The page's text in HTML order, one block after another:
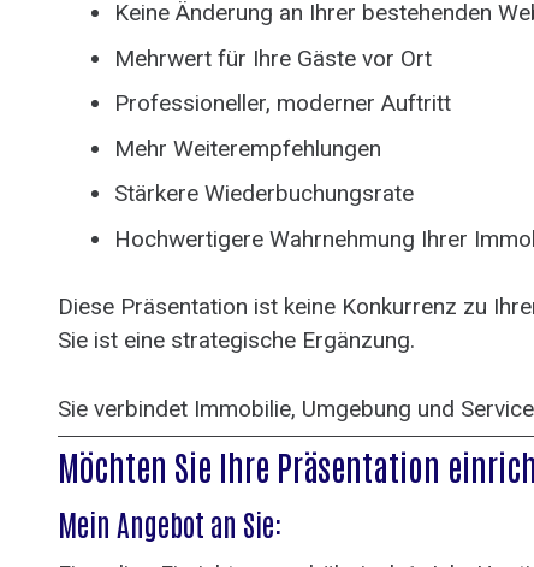
Keine Änderung an Ihrer bestehenden
Mehrwert für Ihre Gäste vor Ort
Professioneller, moderner Auftritt
Mehr Weiterempfehlungen
Stärkere Wiederbuchungsrate
Hochwertigere Wahrnehmung Ihrer
Diese Präsentation ist keine Konkurrenz zu
Sie ist eine strategische Ergänzung.
Sie verbindet Immobilie, Umgebung und
Möchten Sie Ihre Präsentation
Mein Angebot an Sie: